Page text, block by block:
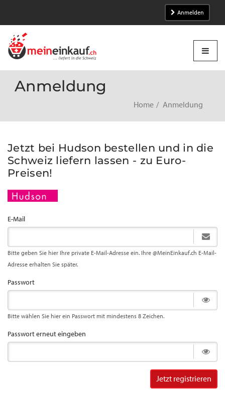
Anmelden
Anmeldung
Home Anmeldung
Jetzt bei Hudson bestellen und in die
Schweiz liefern lassen - zu Euro-
Preisen!
E-Mail
Bitte geben Sie hier Ihre private E-Mail-Adresse ein. Ihre @MeinEinkauf.ch E-Mail-
Adresse erhalten Sie später.
Passwort
Bitte wählen Sie hier ein Passwort mit mindestens 8 Zeichen.
Passwort erneut eingeben
Jetzt registrieren